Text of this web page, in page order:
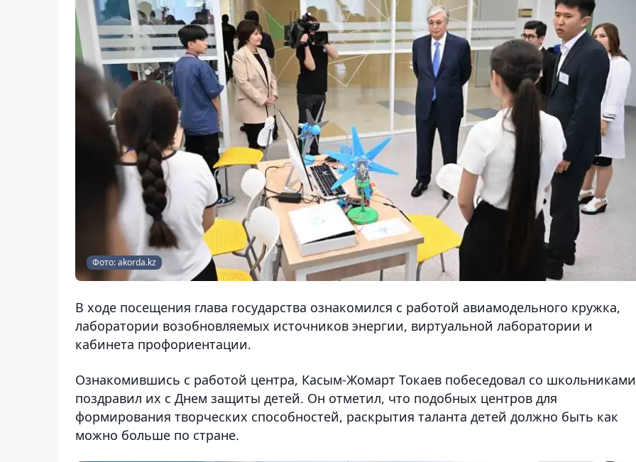
Фото: akorda.kz
В ходе посещения глава государства ознакомился с работой авиамодельного кружка,
лаборатории возобновляемых источников энергии, виртуальной лаборатории и
кабинета профориентации.
Ознакомившись с работой центра, Касым-Жомарт Токаев побеседовал со
поздравил их с Днем защиты детей. Он отметил, что подобных центров для
формирования творческих способностей, раскрытия таланта детей должно быть как
можно больше по стране.